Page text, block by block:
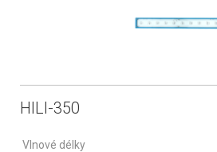
HILI-350
Vlnové délky